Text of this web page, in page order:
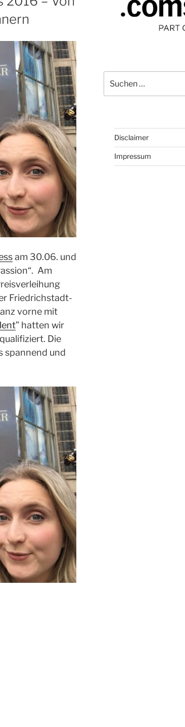
am 30.06. und
Am
Friedrichstadt-
vorne mit
” hatten wir
qualifiziert. Die
spannend und
nach:
Disclaimer
Impressum